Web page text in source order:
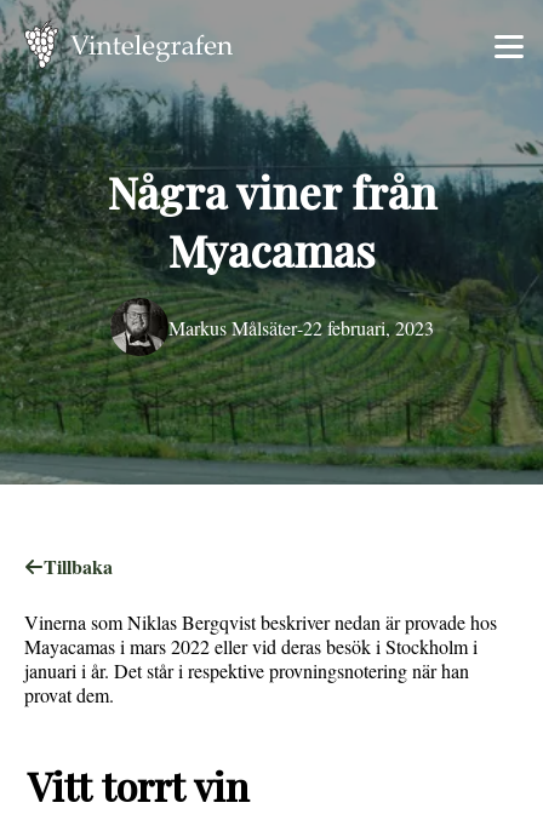
Några viner från
Myacamas
Markus Målsäter-22 februari, 2023
Tillbaka
Vinerna som Niklas Bergqvist beskriver nedan är provade hos
Mayacamas i mars 2022 eller vid deras besök i Stockholm i
januari i år. Det står i respektive provningsnotering när han
provat dem.
Vitt torrt vin